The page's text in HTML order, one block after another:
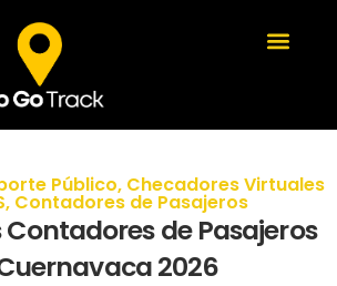
Público, Checadores Virtuales
, Contadores de Pasajeros
Contadores de Pasajeros
2026